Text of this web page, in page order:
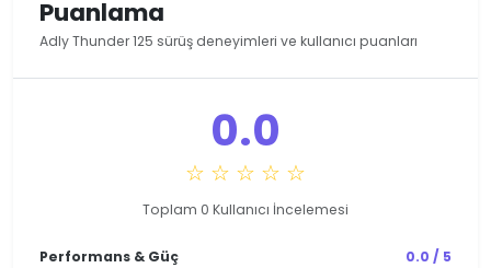
Puanlama
Adly Thunder 125 sürüş deneyimleri ve kullanıcı puanları
0.0
☆ ☆ ☆ ☆ ☆
Toplam 0 Kullanıcı İncelemesi
Performans & Güç 0.0 / 5